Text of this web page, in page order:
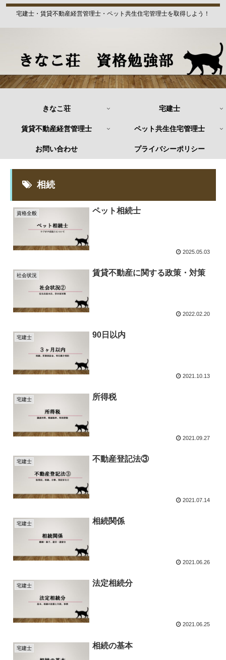
宅建士・賃貸不動産経営管理士・ペット共生住宅管理士を取得しよう！
きなこ荘 宅建士
賃貸不動産経営管理士 ペット共生住宅管理士
お問い合わせ プライバシーポリシー
相続
資格全般 ペット相続士
2025.05.03
社会状況 賃貸不動産に関する政策・対策
2022.02.20
宅建士 90日以内
2021.10.13
宅建士 所得税
2021.09.27
宅建士 不動産登記法③
2021.07.14
宅建士 相続関係
2021.06.26
宅建士 法定相続分
2021.06.25
宅建士 相続の基本